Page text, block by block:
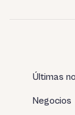
Últimas
Negocios